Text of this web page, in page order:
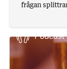
frågan